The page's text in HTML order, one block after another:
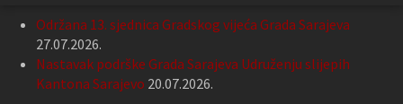
Održana 13. sjednica Gradskog vijeća Grada Sarajeva
27.07.2026.
Nastavak podrške Grada Sarajeva Udruženju slijepih
Kantona Sarajevo 20.07.2026.